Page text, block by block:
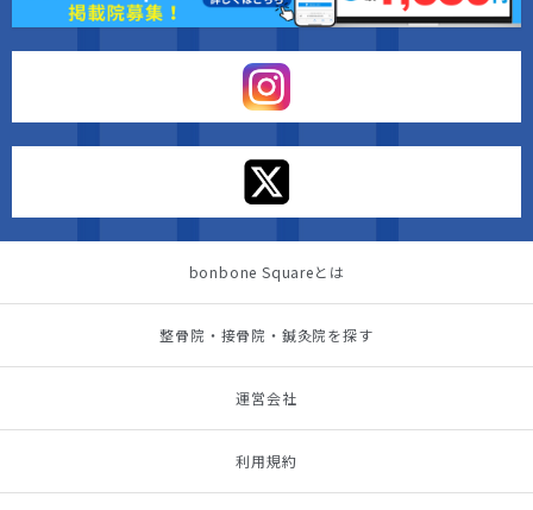
bonbone Squareとは
整骨院・接骨院・鍼灸院を探す
運営会社
利用規約